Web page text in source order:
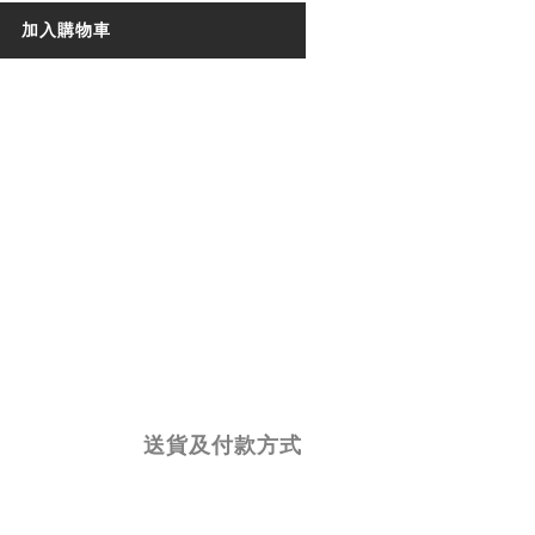
加入購物車
送貨及付款方式